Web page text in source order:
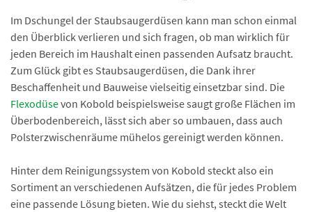
Im Dschungel der Staubsaugerdüsen kann man schon einmal
den Überblick verlieren und sich fragen, ob man wirklich für
jeden Bereich im Haushalt einen passenden Aufsatz braucht.
Zum Glück gibt es Staubsaugerdüsen, die Dank ihrer
Beschaffenheit und Bauweise vielseitig einsetzbar sind. Die
Flexodüsevon Kobold beispielsweise saugt große Flächen im
Überbodenbereich, lässt sich aber so umbauen, dass auch
Polsterzwischenräume mühelos gereinigt werden können.
Hinter dem Reinigungssystem von Kobold steckt also ein
Sortiment an verschiedenen Aufsätzen, die für jedes Problem
eine passende Lösung bieten. Wie du siehst, steckt die Welt